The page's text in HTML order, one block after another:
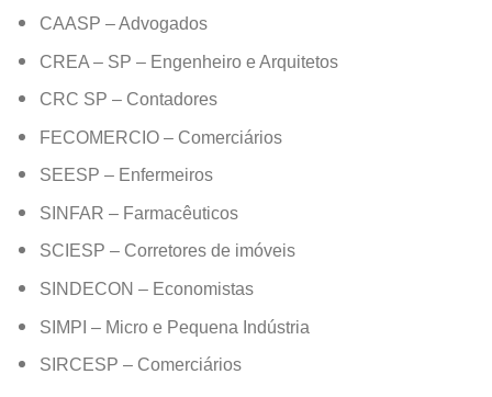
CAASP – Advogados
CREA – SP – Engenheiro e Arquitetos
CRC SP – Contadores
FECOMERCIO – Comerciários
SEESP – Enfermeiros
SINFAR – Farmacêuticos
SCIESP – Corretores de imóveis
SINDECON – Economistas
SIMPI – Micro e Pequena Indústria
SIRCESP – Comerciários